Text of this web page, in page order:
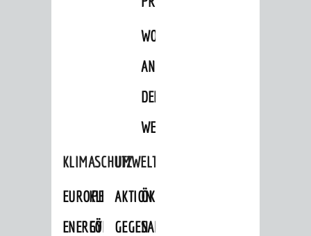
WOHNBEBAUUNG
AN
DER
WEINBERGSTRASSE
KLIMASCHUTZ
EUROPEAN
ENERGY
KLIMASCHUTZ-
FÖRDERPROGRAMME
UMWELTSCHUTZ
AKTION
GEGEN
ÖKOLOGISCHE
SANIERUNG/WAIDSEE